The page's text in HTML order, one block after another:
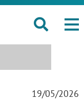
19/05/2026